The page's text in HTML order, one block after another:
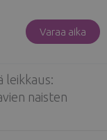
Varaa aika
leikkaus:
naisten